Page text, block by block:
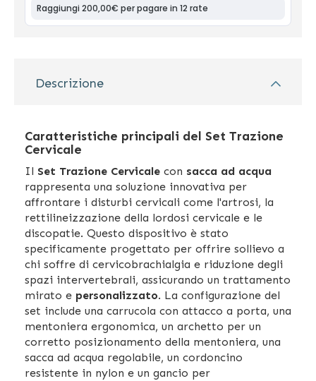
Descrizione
Caratteristiche principali del Set Trazione
Cervicale
Il Set Trazione Cervicale con sacca ad acqua
rappresenta una soluzione innovativa per
affrontare i disturbi cervicali come l'artrosi, la
rettilineizzazione della lordosi cervicale e le
discopatie. Questo dispositivo è stato
specificamente progettato per offrire sollievo a
chi soffre di cervicobrachialgia e riduzione degli
spazi intervertebrali, assicurando un trattamento
mirato e personalizzato. La configurazione del
set include una carrucola con attacco a porta, una
mentoniera ergonomica, un archetto per un
corretto posizionamento della mentoniera, una
sacca ad acqua regolabile, un cordoncino
resistente in nylon e un gancio per